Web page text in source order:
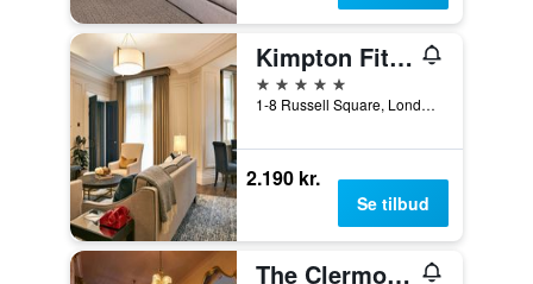
Kimpton Fitzroy London
5 stjerner
1-8 Russell Square, London, Storbritannien
2.190 kr.
Se tilbud
The Clermont London, Charing Cross